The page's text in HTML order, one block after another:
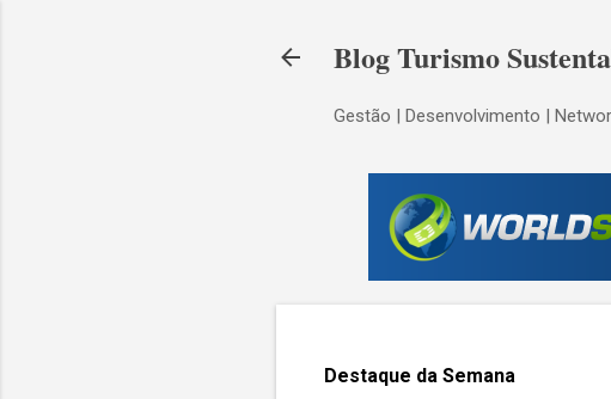
Blog Turismo
Gestão | Desenvolvimento |
Destaque da Semana